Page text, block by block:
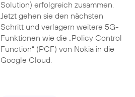
Solution) erfolgreich zusammen.
Jetzt gehen sie den nächsten
Schritt und verlagern weitere 5G-
Funktionen wie die „Policy Control
Function“ (PCF) von Nokia in die
Google Cloud.